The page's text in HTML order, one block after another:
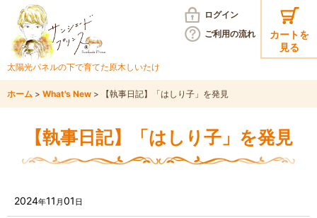
太陽光パネルの下で育てた原木しいたけ
カートを
見る
ログイン
ご利用の流れ
ホーム > What's New > 【執事日記】「はしり子」を発見
【執事日記】「はしり子」を発見
2024年11 月01 日